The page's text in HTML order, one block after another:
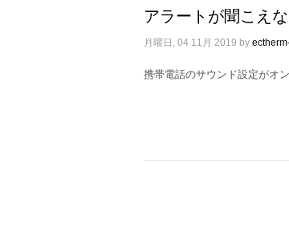
アラートが聞こえ
月曜日, 04 11月 2019 by
携帯電話のサウンド設定がオ